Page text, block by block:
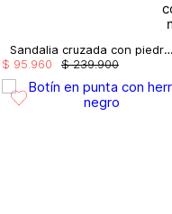
Sandalia cruzada con piedras brillantes
$ 239.900
$ 95 960